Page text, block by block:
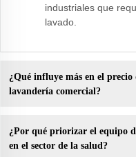
industriales que
lavado.
¿Qué influye más en el precio
lavandería comercial?
¿Por qué priorizar el equipo
en el sector de la salud?